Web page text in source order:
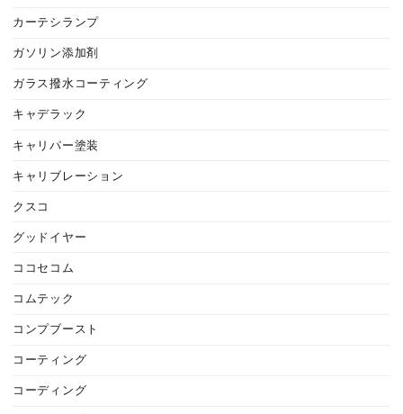
カーテシランプ
ガソリン添加剤
ガラス撥水コーティング
キャデラック
キャリパー塗装
キャリブレーション
クスコ
グッドイヤー
ココセコム
コムテック
コンプブースト
コーティング
コーディング